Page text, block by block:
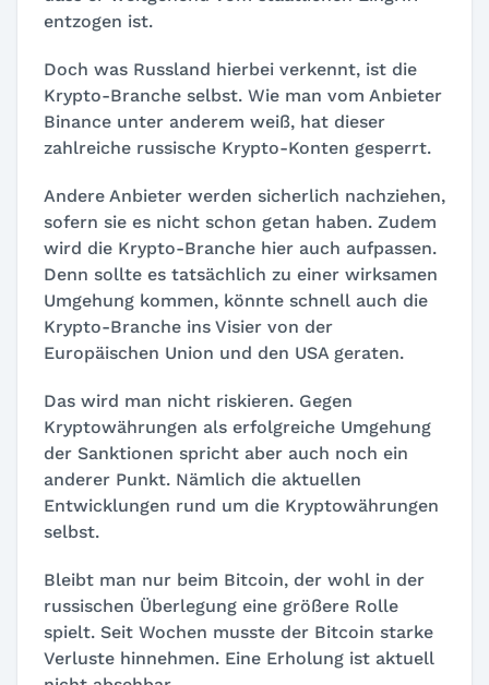
entzogen ist.
Doch was Russland hierbei verkennt, ist die
Krypto-Branche selbst. Wie man vom Anbieter
Binance unter anderem weiß, hat dieser
zahlreiche russische Krypto-Konten gesperrt.
Andere Anbieter werden sicherlich nachziehen,
sofern sie es nicht schon getan haben. Zudem
wird die Krypto-Branche hier auch aufpassen.
Denn sollte es tatsächlich zu einer wirksamen
Umgehung kommen, könnte schnell auch die
Krypto-Branche ins Visier von der
Europäischen Union und den USA geraten.
Das wird man nicht riskieren. Gegen
Kryptowährungen als erfolgreiche Umgehung
der Sanktionen spricht aber auch noch ein
anderer Punkt. Nämlich die aktuellen
Entwicklungen rund um die Kryptowährungen
selbst.
Bleibt man nur beim Bitcoin, der wohl in der
russischen Überlegung eine größere Rolle
spielt. Seit Wochen musste der Bitcoin starke
Verluste hinnehmen. Eine Erholung ist aktuell